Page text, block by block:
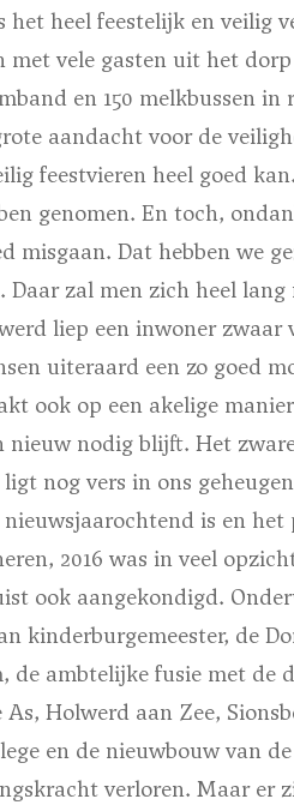
het heel feestelijk en veilig
vele gasten uit het
en 150 melkbussen
aandacht voor de
feestvieren heel goed
genomen. En toch,
misgaan. Dat hebben we
zal men zich heel
liep een inwoner
uiteraard een zo goed
ook op een akelige
nieuw nodig blijft. Het
ligt nog vers in ons
is en
2016 was in veel
ook aangekondigd.
kinderburgemeester, de
de ambtelijke fusie met de
Holwerd aan Zee,
en de nieuwbouw van
verloren. Maar er